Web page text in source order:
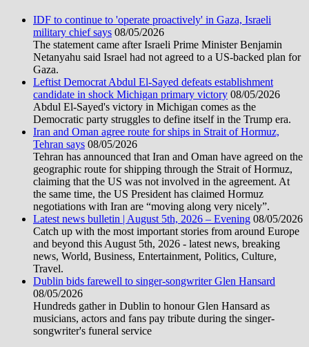
IDF to continue to 'operate proactively' in Gaza, Israeli
military chief says 08/05/2026
The statement came after Israeli Prime Minister Benjamin
Netanyahu said Israel had not agreed to a US-backed plan for
Gaza.
Leftist Democrat Abdul El-Sayed defeats establishment
candidate in shock Michigan primary victory 08/05/2026
Abdul El-Sayed's victory in Michigan comes as the
Democratic party struggles to define itself in the Trump era.
Iran and Oman agree route for ships in Strait of Hormuz,
Tehran says 08/05/2026
Tehran has announced that Iran and Oman have agreed on the
geographic route for shipping through the Strait of Hormuz,
claiming that the US was not involved in the agreement. At
the same time, the US President has claimed Hormuz
negotiations with Iran are “moving along very nicely”.
Latest news bulletin | August 5th, 2026 – Evening 08/05/2026
Catch up with the most important stories from around Europe
and beyond this August 5th, 2026 - latest news, breaking
news, World, Business, Entertainment, Politics, Culture,
Travel.
Dublin bids farewell to singer-songwriter Glen Hansard
08/05/2026
Hundreds gather in Dublin to honour Glen Hansard as
musicians, actors and fans pay tribute during the singer-
songwriter's funeral service